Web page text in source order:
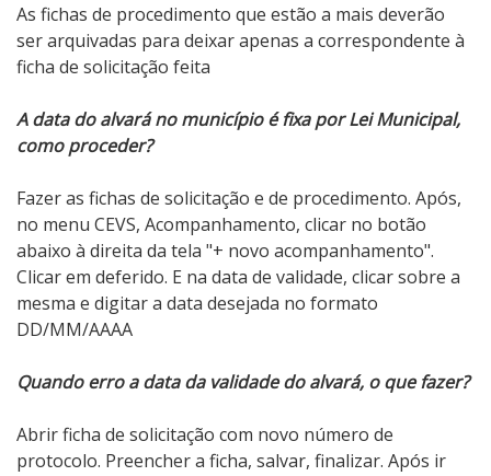
As fichas de procedimento que estão a mais deverão
ser arquivadas para deixar apenas a correspondente à
ficha de solicitação feita
A data do alvará no município é fixa por Lei Municipal,
como proceder?
Fazer as fichas de solicitação e de procedimento. Após,
no menu CEVS, Acompanhamento, clicar no botão
abaixo à direita da tela "+ novo acompanhamento".
Clicar em deferido. E na data de validade, clicar sobre a
mesma e digitar a data desejada no formato
DD/MM/AAAA
Quando erro a data da validade do alvará, o que fazer?
Abrir ficha de solicitação com novo número de
protocolo. Preencher a ficha, salvar, finalizar. Após ir